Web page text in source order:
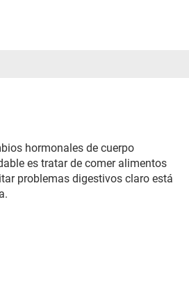
hormonales de cuerpo
es tratar de comer alimentos
problemas digestivos claro está